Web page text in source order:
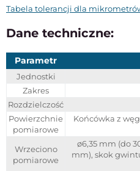
Tabela tolerancji dla
Dane techniczne:
Parametr
Jednostki
Zakres
Rozdzielczość
Powierzchnie
pomiarowe
Końcówka z
Wrzeciono
pomiarowe
ø6,35 mm (do
mm), skok